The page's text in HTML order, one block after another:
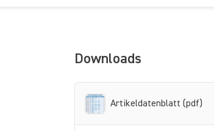
Downloads
Artikeldatenblatt (pdf)